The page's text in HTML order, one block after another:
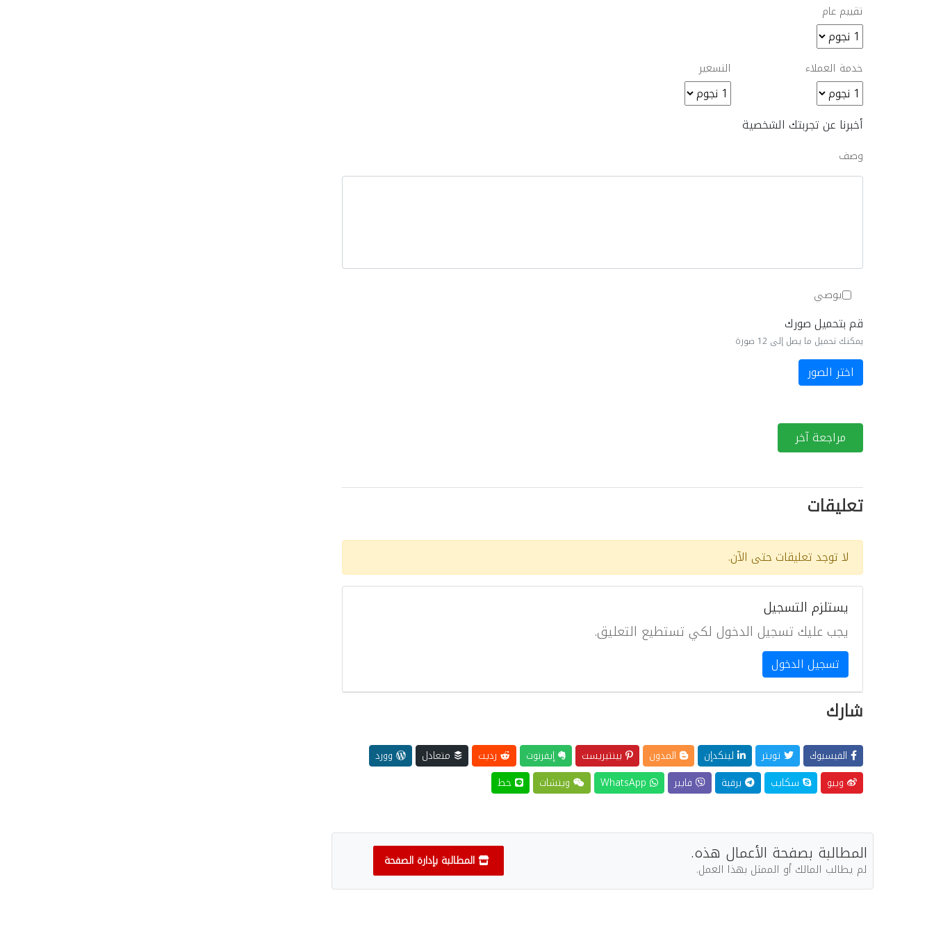
تقييم عام
خدمة العملاء التسعير
أخبرنا عن تجربتك الشخصية
وصف
يوصي
قم بتحميل صورك
يمكنك تحميل ما يصل إلى 12 صورة
اختر الصور
مراجعة آخر
تعليقات
لا توجد تعليقات حتى الآن.
يستلزم التسجيل
يجب عليك تسجيل الدخول لكي تستطيع التعليق.
تسجيل الدخول
شارك
الفيسبوك تويتر لينكدإن المدون بينتيريست إيفرنوت رديت متعادل
وورد
ويبو
سكايب برقية فايبر ويتشات خط
المطالبة بصفحة الأعمال هذه.
لم يطالب المالك أو الممثل بهذا العمل. المطالبة بإدارة الصفحة